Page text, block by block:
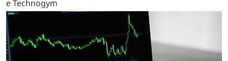
e Technogym